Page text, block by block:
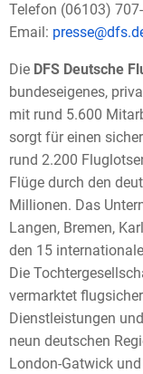
Telefon (06103)
Email:
Die DFS Deutsche
bundeseigenes,
mit rund 5.600
sorgt für einen
rund 2.200
Flüge durch den
Millionen. Das
Langen, Bremen,
den 15
Die
vermarktet
Dienstleistungen
neun deutschen
London-Gatwick